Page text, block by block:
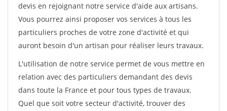
devis en rejoignant notre service d'aide aux artisans.
Vous pourrez ainsi proposer vos services à tous les
particuliers proches de votre zone d'activité et qui
auront besoin d'un artisan pour réaliser leurs travaux.
L'utilisation de notre service permet de vous mettre en
relation avec des particuliers demandant des devis
dans toute la France et pour tous types de travaux.
Quel que soit votre secteur d'activité, trouver des